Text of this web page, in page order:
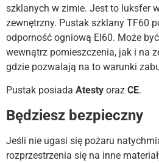
szklanych w zimie. Jest to luksfer
zewnętrzny. Pustak szklany TF60
odporność ogniową EI60. Może
wewnątrz pomieszczenia, jak i na
gdzie pozwalają na to warunki
Pustak posiada Atesty oraz CE.
Będziesz bezpieczny
Jeśli nie ugasi się pożaru
rozprzestrzenia się na inne